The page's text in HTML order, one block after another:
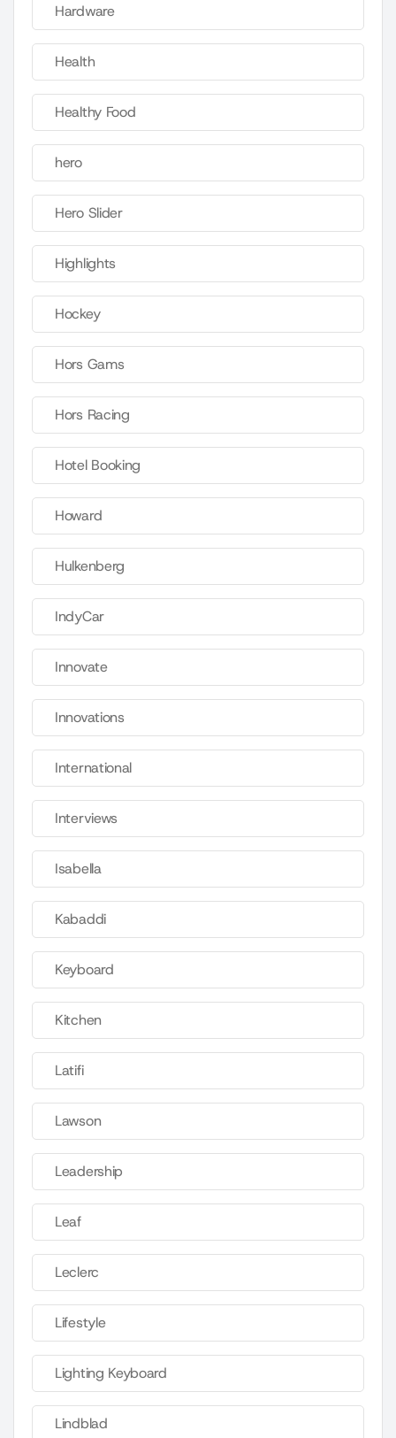
Hardware
Health
Healthy Food
hero
Hero Slider
Highlights
Hockey
Hors Gams
Hors Racing
Hotel Booking
Howard
Hulkenberg
IndyCar
Innovate
Innovations
International
Interviews
Isabella
Kabaddi
Keyboard
Kitchen
Latifi
Lawson
Leadership
Leaf
Leclerc
Lifestyle
Lighting Keyboard
Lindblad